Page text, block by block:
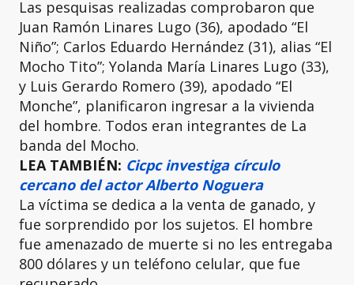
Las pesquisas realizadas comprobaron que
Juan Ramón Linares Lugo (36), apodado “El
Niño”; Carlos Eduardo Hernández (31), alias “El
Mocho Tito”; Yolanda María Linares Lugo (33),
y Luis Gerardo Romero (39), apodado “El
Monche”, planificaron ingresar a la vivienda
del hombre. Todos eran integrantes de La
banda del Mocho.
LEA TAMBIÉN: Cicpc investiga círculo
cercano del actor Alberto Noguera
La víctima se dedica a la venta de ganado, y
fue sorprendido por los sujetos. El hombre
fue amenazado de muerte si no les entregaba
800 dólares y un teléfono celular, que fue